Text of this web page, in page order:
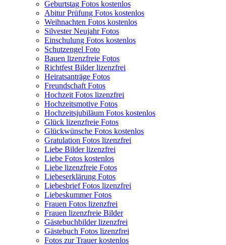
Geburtstag Fotos kostenlos
Abitur Prüfung Fotos kostenlos
Weihnachten Fotos kostenlos
Silvester Neujahr Fotos
Einschulung Fotos kostenlos
Schutzengel Foto
Bauen lizenzfreie Fotos
Richtfest Bilder lizenzfrei
Heiratsanträge Fotos
Freundschaft Fotos
Hochzeit Fotos lizenzfrei
Hochzeitsmotive Fotos
Hochzeitsjubiläum Fotos kostenlos
Glück lizenzfreie Fotos
Glückwünsche Fotos kostenlos
Gratulation Fotos lizenzfrei
Liebe Bilder lizenzfrei
Liebe Fotos kostenlos
Liebe lizenzfreie Fotos
Liebeserklärung Fotos
Liebesbrief Fotos lizenzfrei
Liebeskummer Fotos
Frauen Fotos lizenzfrei
Frauen lizenzfreie Bilder
Gästebuchbilder lizenzfrei
Gästebuch Fotos lizenzfrei
Fotos zur Trauer kostenlos